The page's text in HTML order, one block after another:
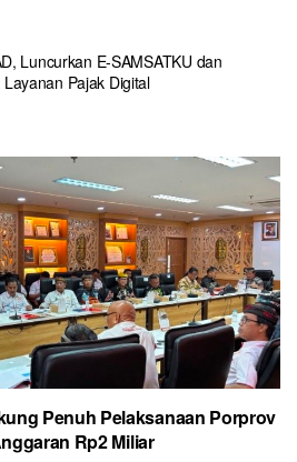
Luncurkan E-SAMSATKU dan
Pajak Digital
Penuh Pelaksanaan Porprov
Rp2 Miliar